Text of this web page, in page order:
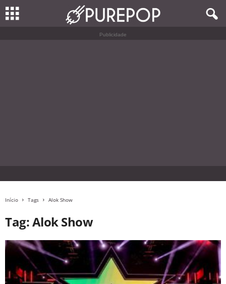
Publicidade
Início Tags Alok Show
Tag: Alok Show